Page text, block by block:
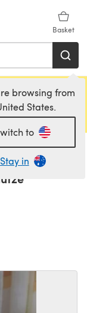
Basket
browsing from
States.
to
Stay in
and Rowan!
in a new tab)